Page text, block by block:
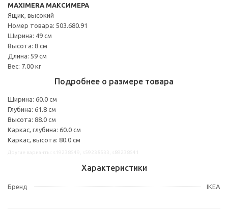
MAXIMERA МАКСИМЕРА
Ящик, высокий
Номер товара: 503.680.91
Ширина: 49 см
Высота: 8 см
Длина: 59 см
Вес: 7.00 кг
Подробнее о размере товара
Ширина: 60.0 см
Глубина: 61.8 см
Высота: 88.0 см
Каркас, глубина: 60.0 см
Каркас, высота: 80.0 см
Характеристики
Бренд IKEA